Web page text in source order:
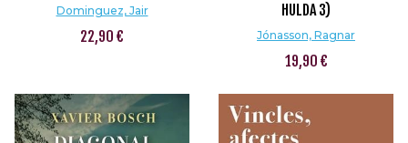
Dominguez, Jair
22,90 €
HULDA 3)
Jónasson, Ragnar
19,90 €